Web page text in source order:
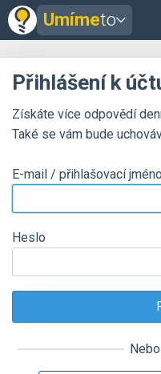
Umímeto
Přihlášení k
Získáte více odpovědí
Také se vám bude
E-mail / přihlašovací jméno
Heslo